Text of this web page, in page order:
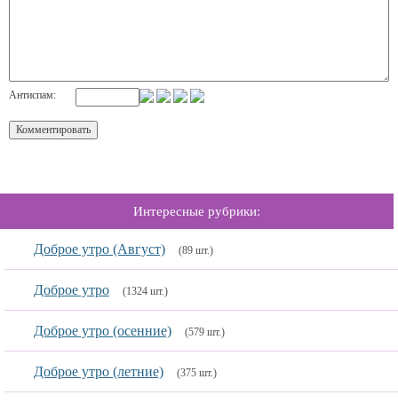
Антиспам:
Интересные рубрики:
Доброе утро (Август) (89 шт.)
Доброе утро (1324 шт.)
Доброе утро (осенние) (579 шт.)
Доброе утро (летние) (375 шт.)